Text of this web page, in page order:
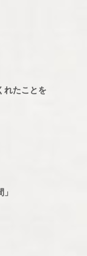
れたことを